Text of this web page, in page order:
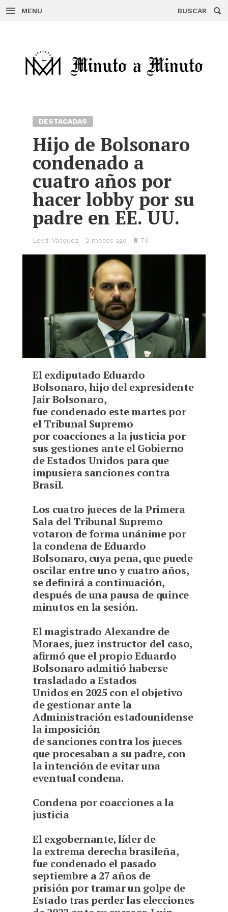
MENU BUSCAR
DESTACADAS
Hijo de Bolsonaro
condenado a
cuatro años por
hacer lobby por su
padre en EE. UU.
Leydi Vásquez 2 meses ago
•70
El exdiputado Eduardo
Bolsonaro, hijo del expresidente
Jair Bolsonaro,
fue condenado este martes por
el Tribunal Supremo
por coacciones a la justicia por
sus gestiones ante el Gobierno
de Estados Unidos para que
impusiera sanciones contra
Brasil.
Los cuatro jueces de la Primera
Sala del Tribunal Supremo
votaron de forma unánime por
la condena de Eduardo
Bolsonaro, cuya pena, que puede
oscilar entre uno y cuatro años,
se definirá a continuación,
después de una pausa de quince
minutos en la sesión.
El magistrado Alexandre de
Moraes, juez instructor del caso,
afirmó que el propio Eduardo
Bolsonaro admitió haberse
trasladado a Estados
Unidos en 2025 con el objetivo
de gestionar ante la
Administración estadounidense
la imposición
de sanciones contra los jueces
que procesaban a su padre, con
la intención de evitar una
eventual condena.
Condena por coacciones a la
justicia
El exgobernante, líder de
la extrema derecha brasileña,
fue condenado el pasado
septiembre a 27 años de
prisión por tramar un golpe de
Estado tras perder las elecciones